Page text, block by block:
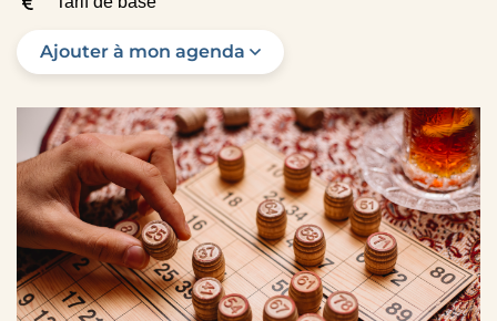
Ajouter à mon agenda